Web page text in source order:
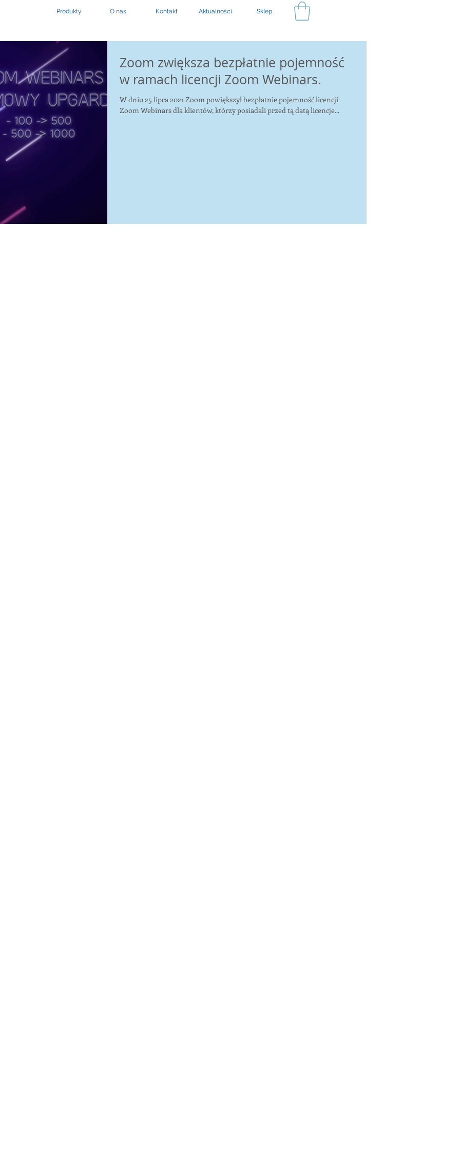
Produkty O nas Kontakt Aktualności Sklep
Zoom zwiększa bezpłatnie pojemność
w ramach licencji Zoom Webinars.
W dniu 25 lipca 2021 Zoom powiększył bezpłatnie pojemność licencji
Zoom Webinars dla klientów, którzy posiadali przed tą datą licencje...